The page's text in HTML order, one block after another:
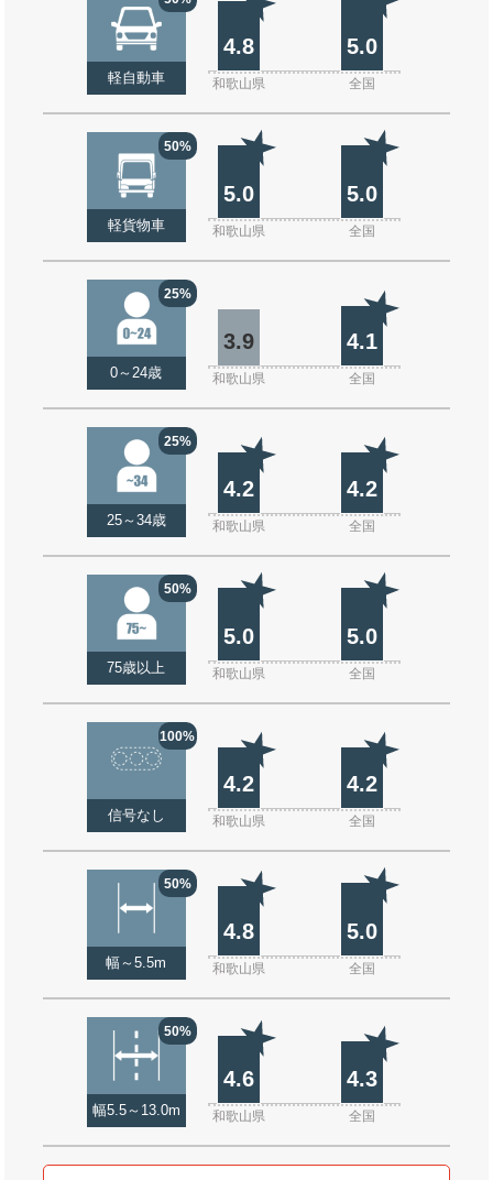
軽自動車
4.8 5.0
和歌山県 全国
50%
軽貨物車
5.0 5.0
和歌山県 全国
25%
0～24歳
3.9 4.1
和歌山県 全国
25%
25～34歳
4.2 4.2
和歌山県 全国
50%
75歳以上
5.0 5.0
和歌山県 全国
100%
信号なし
4.2 4.2
和歌山県 全国
50%
幅～5.5m
4.8 5.0
和歌山県 全国
50%
幅5.5～13.0m
4.6 4.3
和歌山県 全国